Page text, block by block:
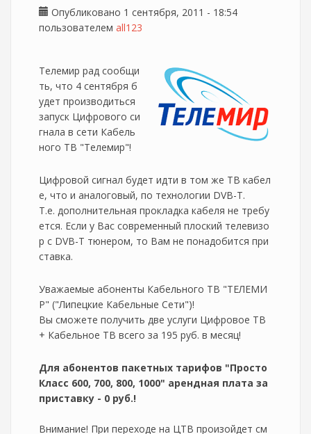
Опубликовано 1 сентября, 2011 - 18:54
пользователем all123
Телемир рад сообщи
ть, что 4 сентября б
удет производиться
запуск Цифрового си
гнала в сети Кабель
ного ТВ "Телемир"!
Цифровой сигнал будет идти в том же ТВ кабел
е, что и аналоговый, по технологии DVB-T.
Т.е. дополнительная прокладка кабеля не требу
ется. Если у Вас современный плоский телевизо
р с DVB-T тюнером, то Вам не понадобится при
ставка.
Уважаемые абоненты Кабельного ТВ "ТЕЛЕМИ
Р" ("Липецкие Кабельные Сети")!
Вы сможете получить две услуги Цифровое ТВ
+ Кабельное ТВ всего за 195 руб. в месяц!
Для абонентов пакетных тарифов "Просто
Класс 600, 700, 800, 1000" арендная плата за
приставку - 0 руб.!
Внимание! При переходе на ЦТВ произойдет см